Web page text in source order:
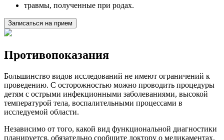
травмы, полученные при родах.
Записаться на прием
Противопоказания
Большинство видов исследований не имеют ограничений к
проведению. С осторожностью можно проводить процедуры
детям с острыми инфекционными заболеваниями, высокой
температурой тела, воспалительными процессами в
исследуемой области.
Независимо от того, какой вид функциональной диагностики
планируется, обязательно сообщите доктору о медикаментах,